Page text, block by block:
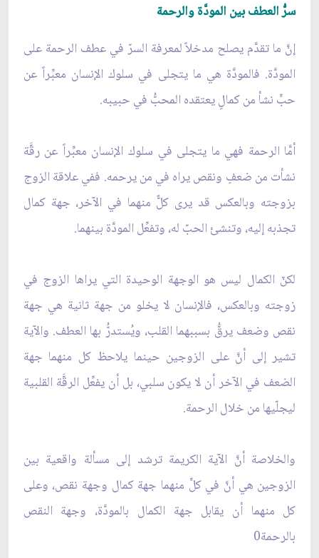
سرُّ العطف بين المودَّة والرحمة
إنَّ ما تقدَّم يصلح مدخلاً لمعرفة السرّ في عطف الرحمة على
المودَّة. فالمودَّة هي ما يتجلى في سلوك الإنسان معبِّراً عن
حبٍّ نشأ من كمالٍ يعتقده المحبُّ في حبيبه.
أمَّا الرحمة فهي ما يتجلى في سلوك الإنسان معبِّراً عن رقَّة
نشأت من ضعفٍ ونقص يراه في من يرحمه. ففي علاقة الزوج
بزوجته وبالعكس قد يرى كلٌّ منهما في الآخر، جهة كمال
تجذبه إليه، وتنشئ الحبّ له، وتفعِّل المودَّة بينهما.
لكنّ الكمال ليس هو الوجهة الوحيدة التي يراها الزوج في
زوجته وبالعكس، فالإنسان لا يخلو من جهة ثانية هي جهة
نقص وضعف يرقُّ بسببهما القلب، ويُستدرُّ بها العطف. والآية
تشير إلى أنَّ على الزوجين حينما يلاحظ كل منهما جهة
الضعف في الآخر أن لا يكون سلبي، بل أن يفعِّل الرقَّة القلبية
ليجلّيها من خلال الرحمة.
والخلاصة أنَّ الآية الكريمة ترشد إلى مسألة واقعية بين
الزوجين هي أنَّ في كلٍّ منهما جهة كمال وجهة نقص، وعلى
كل منهما أن يقابل جهة الكمال بالمودَّة، وجهة النقص
بالرحمة0